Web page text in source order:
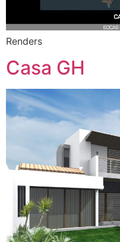
Renders
Casa GH